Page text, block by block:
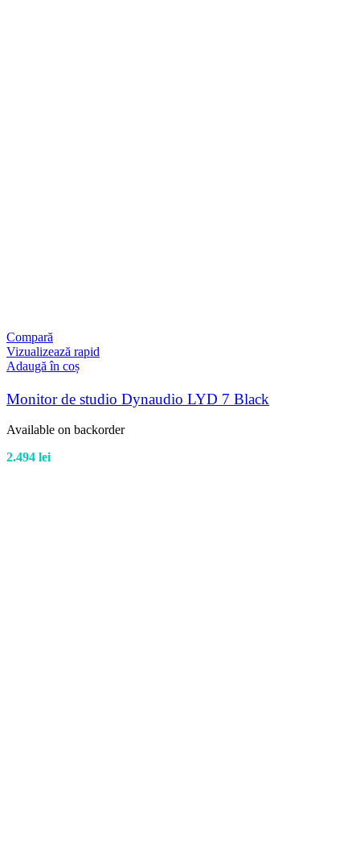
Compară
Vizualizează rapid
Adaugă în coș
Monitor de studio Dynaudio LYD 7 Black
Available on backorder
2.494 lei